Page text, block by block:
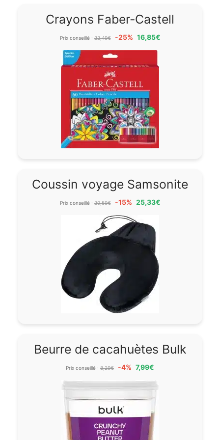
Crayons Faber-Castell
Prix conseillé :22,49€ -25% 16,85€
Coussin voyage Samsonite
Prix conseillé :29,59€ -15% 25,33€
Beurre de cacahuètes Bulk
Prix conseillé : 8,29€ -4% 7,99€